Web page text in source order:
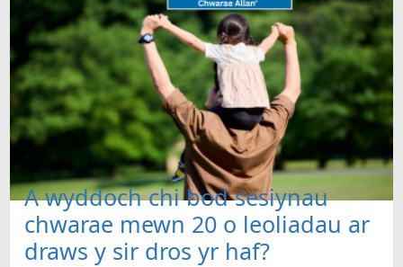
A wyddoch chi bod sesiynau
chwarae mewn 20 o leoliadau ar
draws y sir dros yr haf?